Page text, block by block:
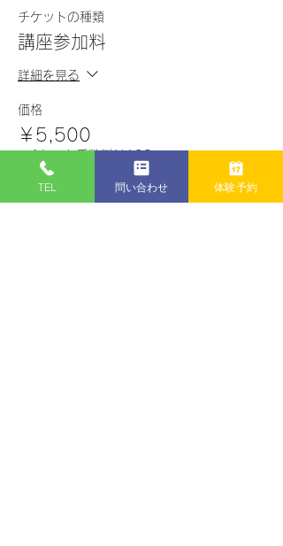
チケットの種類
講座参加料
詳細を見る
価格
￥5,500
TEL 問い合わせ 体験予約